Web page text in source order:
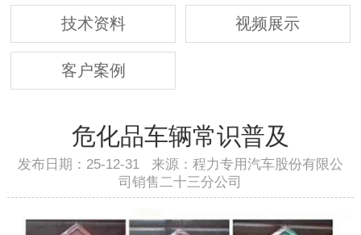
技术资料 视频展示
客户案例
危化品车辆常识普及
发布日期：25-12-31 来源：程力专用汽车股份有限公
司销售二十三分公司